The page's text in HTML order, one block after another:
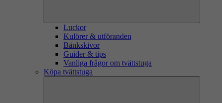
Luckor
Kulörer & utföranden
Bänkskivor
Guider & tips
Vanliga frågor om tvättstuga
Köpa tvättstuga